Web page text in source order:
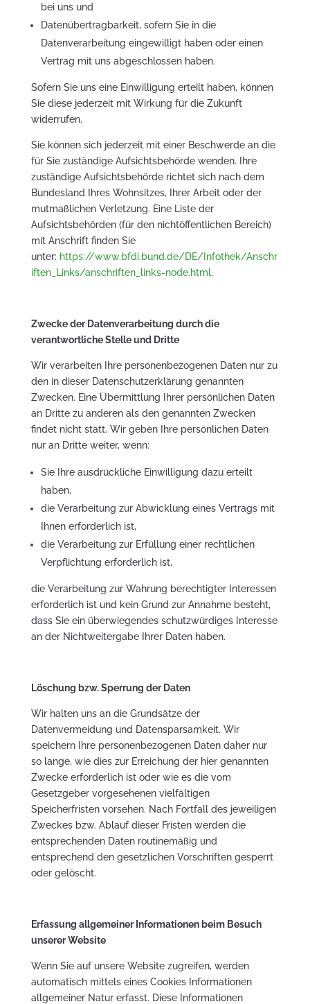
bei uns und
Datenübertragbarkeit, sofern Sie in die
Datenverarbeitung eingewilligt haben oder einen
Vertrag mit uns abgeschlossen haben.
Sofern Sie uns eine Einwilligung erteilt haben, können
Sie diese jederzeit mit Wirkung für die Zukunft
widerrufen.
Sie können sich jederzeit mit einer Beschwerde an die
für Sie zuständige Aufsichtsbehörde wenden. Ihre
zuständige Aufsichtsbehörde richtet sich nach dem
Bundesland Ihres Wohnsitzes, Ihrer Arbeit oder der
mutmaßlichen Verletzung. Eine Liste der
Aufsichtsbehörden (für den nichtöffentlichen Bereich)
mit Anschrift finden Sie
unter: https://www.bfdi.bund.de/DE/Infothek/Anschr
iften_Links/anschriften_links-node.html.
Zwecke der Datenverarbeitung durch die
verantwortliche Stelle und Dritte
Wir verarbeiten Ihre personenbezogenen Daten nur zu
den in dieser Datenschutzerklärung genannten
Zwecken. Eine Übermittlung Ihrer persönlichen Daten
an Dritte zu anderen als den genannten Zwecken
findet nicht statt. Wir geben Ihre persönlichen Daten
nur an Dritte weiter, wenn:
Sie Ihre ausdrückliche Einwilligung dazu erteilt
haben,
die Verarbeitung zur Abwicklung eines Vertrags mit
Ihnen erforderlich ist,
die Verarbeitung zur Erfüllung einer rechtlichen
Verpflichtung erforderlich ist,
die Verarbeitung zur Wahrung berechtigter Interessen
erforderlich ist und kein Grund zur Annahme besteht,
dass Sie ein überwiegendes schutzwürdiges Interesse
an der Nichtweitergabe Ihrer Daten haben.
Löschung bzw. Sperrung der Daten
Wir halten uns an die Grundsätze der
Datenvermeidung und Datensparsamkeit. Wir
speichern Ihre personenbezogenen Daten daher nur
so lange, wie dies zur Erreichung der hier genannten
Zwecke erforderlich ist oder wie es die vom
Gesetzgeber vorgesehenen vielfältigen
Speicherfristen vorsehen. Nach Fortfall des jeweiligen
Zweckes bzw. Ablauf dieser Fristen werden die
entsprechenden Daten routinemäßig und
entsprechend den gesetzlichen Vorschriften gesperrt
oder gelöscht.
Erfassung allgemeiner Informationen beim Besuch
unserer Website
Wenn Sie auf unsere Website zugreifen, werden
automatisch mittels eines Cookies Informationen
allgemeiner Natur erfasst. Diese Informationen